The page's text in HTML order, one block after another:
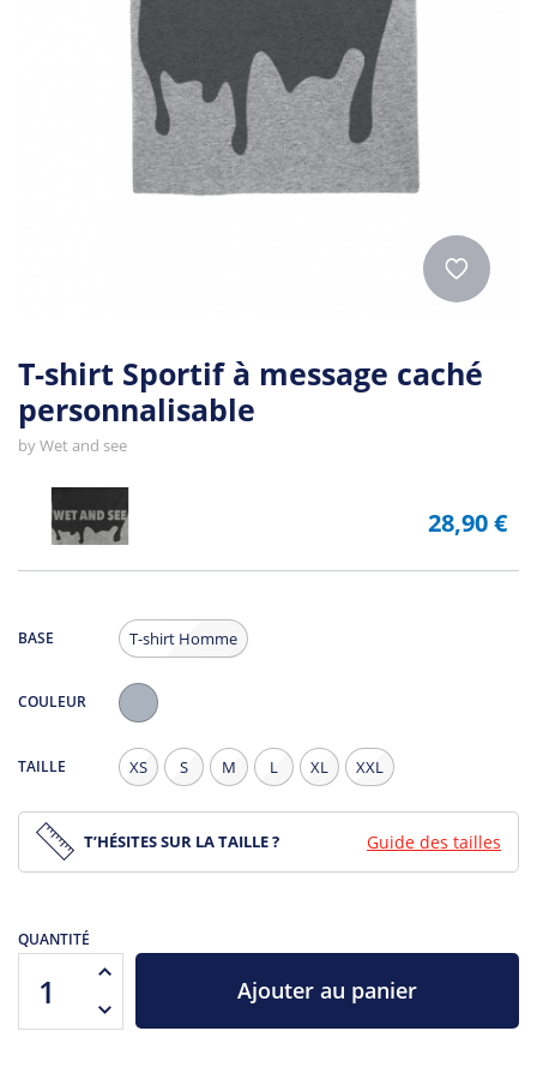
T-shirt Sportif à message caché
personnalisable
byWet and see
28,90 €
BASE T-shirt Homme
COULEUR
Chiné
TAILLE XS S M L XL XXL
T’HÉSITES SUR LA TAILLE ? Guide des tailles
QUANTITÉ
Ajouter au panier